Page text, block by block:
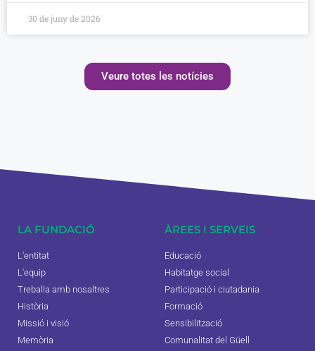
30 de juny de 2026
Veure totes les notícies
LA FUNDACIÓ
L'entitat
L'equip
Treballa amb nosaltres
Història
Missió i visió
Memòria
ÀREES I SERVEIS
Educació
Habitatge social
Participació i ciutadania
Formació
Sensibilització
Comunalitat del Güell